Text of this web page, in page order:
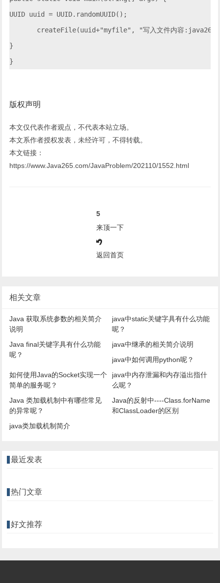
UUID uuid = UUID.randomUUID();
createFile(uuid+"myfile", "写入文件内容
}
版权声明
本文仅代表作者观点，不代表本站立场。
本文系作者授权发表，未经许可，不得转载。
本文链接：
https://www.Java265.com/JavaProblem/202110/1552.html
5
来顶一下
返回首页
相关文章
Java 获取系统参数的相关简介
说明
java中static关键字具有什么功能
呢？
Java final关键字具有什么功能
呢？
java中继承的相关简介说明
java中如何调用python呢？
如何使用Java的Socket实现一个
简单的服务呢？
java中内存泄漏和内存溢出指什
么呢？
Java 类加载机制中有哪些常见
的异常呢？
Java的反射中----Class.forName
和ClassLoader的区别
java类加载机制简介
最近发表
热门文章
好文推荐